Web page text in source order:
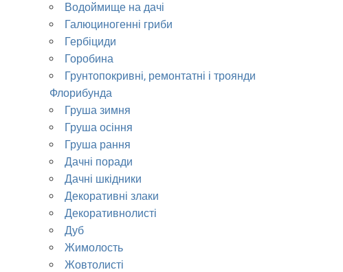
Водоймище на дачі
Галюциногенні гриби
Гербіциди
Горобина
Грунтопокривні, ремонтатні і троянди
Флорибунда
Груша зимня
Груша осіння
Груша рання
Дачні поради
Дачні шкідники
Декоративні злаки
Декоративнолисті
Дуб
Жимолость
Жовтолисті